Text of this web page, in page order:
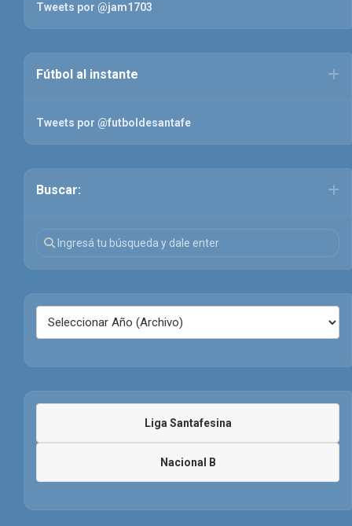
Tweets por @jam1703
Fútbol al instante
Tweets por @futboldesantafe
Buscar:
Liga Santafesina
Nacional B